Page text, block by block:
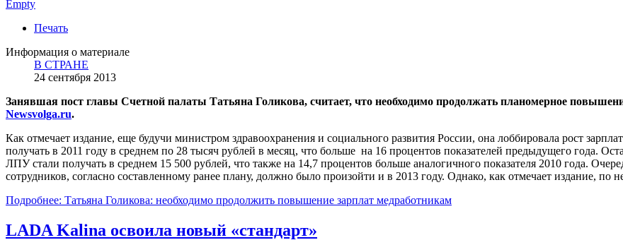
Empty
Печать
Информация о материале
В СТРАНЕ
24 сентября 2013
Занявшая пост главы Счетной палаты Татьяна Голикова, считает, что необходимо продолжать планомерное
Newsvolga.ru.
Как отмечает издание, еще будучи министром здравоохранения и социального развития России, она лоббировала рост
получать в 2011 году в среднем по 28 тысяч рублей в месяц, что больше на 16 процентов показателей предыдущего года.
ЛПУ стали получать в среднем 15 500 рублей, что также на 14,7 процентов больше аналогичного показателя 2010 года.
сотрудников, согласно составленному ранее плану, должно было произойти и в 2013 году. Однако, как отмечает издание, по
Подробнее: Татьяна Голикова: необходимо продолжить повышение зарплат медработникам
LADA Kalina освоила новый «стандарт»